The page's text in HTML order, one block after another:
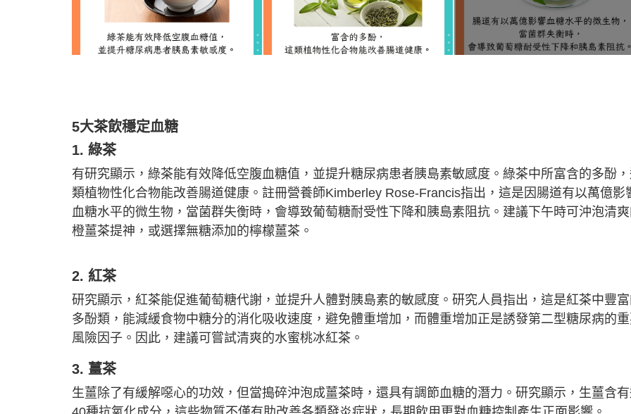
5大茶飲穩定血糖
1. 綠茶
有研究顯示，綠茶能有效降低空腹血糖值，並提升糖尿病患者胰島素敏感度。綠茶中所富含的多酚
類植物性化合物能改善腸道健康。註冊營養師Kimberley Rose-Francis指出，這是因腸道有以萬億影
血糖水平的微生物，當菌群失衡時，會導致葡萄糖耐受性下降和胰島素阻抗。建議下午時可沖泡清
橙薑茶提神，或選擇無糖添加的檸檬薑茶。
2. 紅茶
研究顯示，紅茶能促進葡萄糖代謝，並提升人體對胰島素的敏感度。研究人員指出，這是紅茶中豐
多酚類，能減緩食物中糖分的消化吸收速度，避免體重增加，而體重增加正是誘發第二型糖尿病的
風險因子。因此，建議可嘗試清爽的水蜜桃冰紅茶。
3. 薑茶
生薑除了有緩解噁心的功效，但當搗碎沖泡成薑茶時，還具有調節血糖的潛力。研究顯示，生薑含